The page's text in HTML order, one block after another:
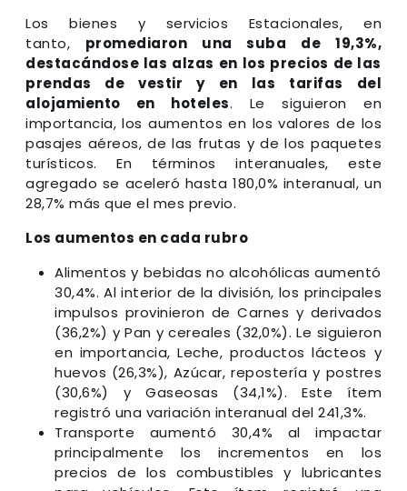
Los bienes y servicios Estacionales, en
tanto, promediaron una suba de 19,3%,
destacándose las alzas en los precios de las
prendas de vestir y en las tarifas del
alojamiento en hoteles. Le siguieron en
importancia, los aumentos en los valores de los
pasajes aéreos, de las frutas y de los paquetes
turísticos. En términos interanuales, este
agregado se aceleró hasta 180,0% interanual, un
28,7% más que el mes previo.
Los aumentos en cada rubro
Alimentos y bebidas no alcohólicas aumentó
30,4%. Al interior de la división, los principales
impulsos provinieron de Carnes y derivados
(36,2%) y Pan y cereales (32,0%). Le siguieron
en importancia, Leche, productos lácteos y
huevos (26,3%), Azúcar, repostería y postres
(30,6%) y Gaseosas (34,1%). Este ítem
registró una variación interanual del 241,3%.
Transporte aumentó 30,4% al impactar
principalmente los incrementos en los
precios de los combustibles y lubricantes